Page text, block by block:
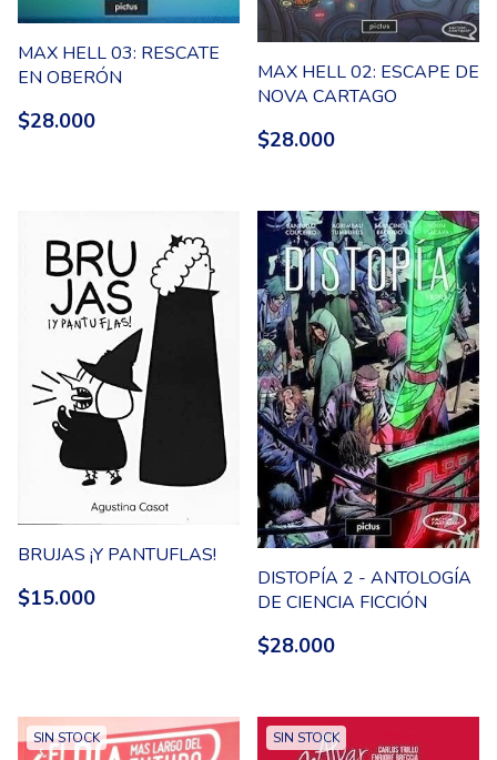
MAX HELL 03: RESCATE
EN OBERÓN
$28.000
MAX HELL 02: ESCAPE DE
NOVA CARTAGO
$28.000
BRUJAS ¡Y PANTUFLAS!
$15.000
DISTOPÍA 2 - ANTOLOGÍA
DE CIENCIA FICCIÓN
$28.000
SIN STOCK SIN STOCK